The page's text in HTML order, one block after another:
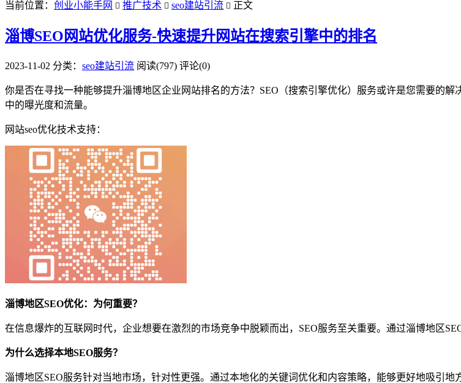
当前位置： 创业小能手网  推广技术  seo建站引流  正文
淄博SEO网站优化服务-快速提升网站在搜索引擎中的排名
2023-11-02 分类： seo建站引流 阅读(797) 评论(0)
你是否在寻找一种能够提升淄博地区企业网站排名的方法？SEO（搜索引擎优化）服务或许是您需要的
中的曝光度和流量。
网站seo优化技术支持：
淄博地区SEO优化：为何重要？
在信息爆炸的互联网时代，企业想要在激烈的市场竞争中脱颖而出，SEO服务至关重要。通过淄博地区
为什么选择本地SEO服务？
淄博地区SEO服务针对当地市场，针对性更强。通过本地化的关键词优化和内容策略，能够更好地吸引地